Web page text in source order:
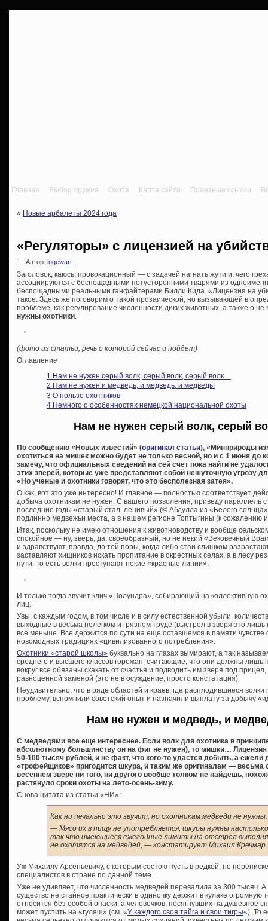
Главная Выбор оружия Охота Карта сайта Полезные ссылки
« Новые арбалеты 2024 года
«Регуляторы» с лицензией на
| Автор: ingewarr
Заголовок, каюсь, провокационный — с задачей нагнать жути и, чего
ассоциируются с беспощадными потусторонними тварями из
беспощадными реальными ганфайтерами Билли Кида. «Лицензия на
такое. Здесь же поговорим о такой прозаической, но вызывающей в
проблеме, как регулирование численности диких животных, а также о
нужны охотники
(фото из статьи, речь о которой сейчас и пойдет)
Оглавление
1 Нам не нужен серый волк, серый волк, серый волк…
2 Нам не нужен и медведь, и медведь, и медведь!
3 О пользе охотников
4 Немного о особенностях немецкой национальной охоты
Нам не нужен серый волк, серый
По сообщению «Новых известий» (оригинал статьи), «Минприроды
охотиться на мишек можно будет не только весной, но и с 1 июня до
замечу, что официальных сведений на сей счет пока найти не
этих зверей, которые уже представляют собой нешуточную угрозу
«Но ученые и охотники говорят, что это бесполезная затея».
О как, вот это уже интересно! И главное — полностью соответствует
добыча охотникам не нужен. С вашего позволения, приведу параллель
последние годы «старый стал, ленивый» (© Абдулла из «Белого
подлинно медвежьи места, а в нашем регионе Топтыгины (к сожалению
Итак, поскольку не имею отношения к животноводству и вообще
спокойное — ну, зверь, да, своеобразный, но не некий «Вековечный
и здравствуют, правда, до той поры, когда либо стаи слишком
заставляют хищников искать пропитание в окрестных селах, а в лесу
пути. То есть волки преступают некие «красные линии».
И только тогда звучит клич «Полундра», собирающий на коллективную
лиц.
Увы, с каждым годом, в том числе и в силу естественной убыли,
выходные в весьма нелегком и грязном труде (выстрел в зверя это
все меньше. Все держится по сути на еще оставшемся в памяти чувстве
новомодных традициях «цивилизованного потребления».
Охотники «старой школы» буквально на глазах вымирают, а так
среднего и высшего классов горожан, считающие, что они должны лишь
вокруг все обязаны скакать от счастья и подводить им зверя под
равноценной заменой (это не в осуждение, просто констатация).
Неудивительно, что в ряде областей и краев, где расплодившиеся
проблему, вспомнили советский опыт и назначили выплату за добычу
Нам не нужен и медведь, и
С медведями все еще интереснее. Если волк для охотника в
абсолютному большинству он на фиг не нужен), то мишки… Лицензия
50-100 тысяч рублей, и не факт, что кого-то удастся добыть, а
«трофейщиков» пригодится шкура, и таким же оригиналам — весьма
весеннем звере ни того, ни другого вообще толком не найдешь,
растянуло сроки охоты на лето-осень-зиму.
Снова цитата из статьи «НИ»:
Как ни печально это звучит, но охотникам медведи не нужны.
— Мясо их в пищу не употребляется, шкуры нужны
так что имеющиеся ежегодные лимиты на отстрел
не охотятся на медведей, — констатирует Михаил Кречмар.
Уж Михаилу Арсеньевичу, с которым состою пусть в редкой, но
специалистов в стране по данной теме.
Уже не удивляет, что численность медведей перевалила за 300 тысяч. А
существо не стайное практически в одиночку держит в кулаке
относится без особой опаски, а человечков, посягнувших на душевное
может пустить на «гуляш» (см. «У каждого своя тайга и свои тигры«). То